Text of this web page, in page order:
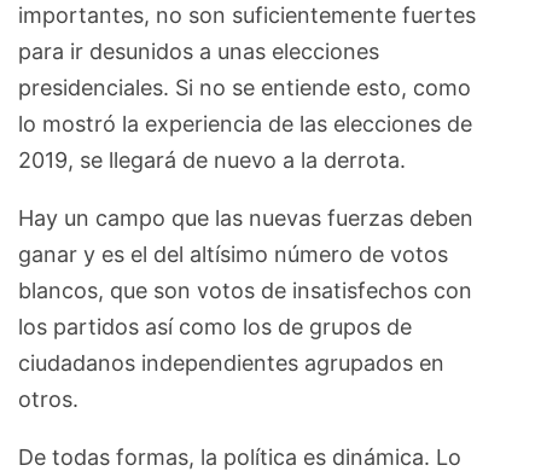
importantes, no son suficientemente fuertes
para ir desunidos a unas elecciones
presidenciales. Si no se entiende esto, como
lo mostró la experiencia de las elecciones de
2019, se llegará de nuevo a la derrota.
Hay un campo que las nuevas fuerzas deben
ganar y es el del altísimo número de votos
blancos, que son votos de insatisfechos con
los partidos así como los de grupos de
ciudadanos independientes agrupados en
otros.
De todas formas, la política es dinámica. Lo